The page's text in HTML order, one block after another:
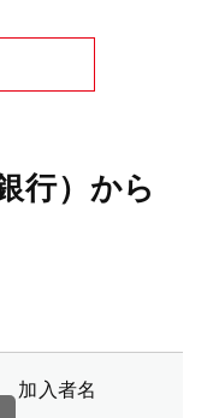
行）から
加入者名